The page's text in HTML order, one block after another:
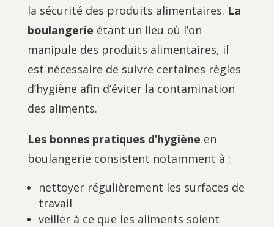
la sécurité des produits alimentaires. La
boulangerie étant un lieu où l’on
manipule des produits alimentaires, il
est nécessaire de suivre certaines règles
d’hygiène afin d’éviter la contamination
des aliments.
Les bonnes pratiques d’hygiène en
boulangerie consistent notamment à :
nettoyer régulièrement les surfaces de
travail
veiller à ce que les aliments soient